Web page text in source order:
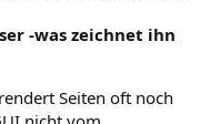
-was zeichnet ihn
Seiten oft noch